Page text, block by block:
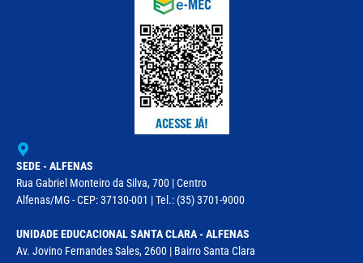
SEDE - ALFENAS
Rua Gabriel Monteiro da Silva, 700 | Centro
Alfenas/MG - CEP: 37130-001 | Tel.: (35) 3701-9000
UNIDADE EDUCACIONAL SANTA CLARA - ALFENAS
Av. Jovino Fernandes Sales, 2600 | Bairro Santa Clara